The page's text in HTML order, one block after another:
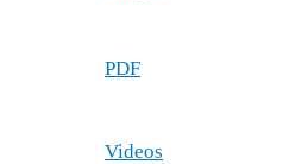
PDF
Videos